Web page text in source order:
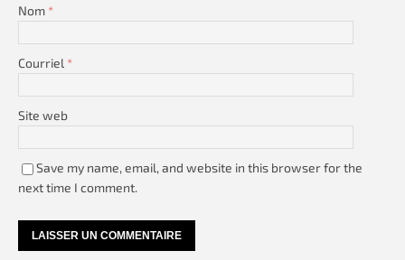
Nom *
Courriel *
Site web
Save my name, email, and website in this browser for the
next time I comment.